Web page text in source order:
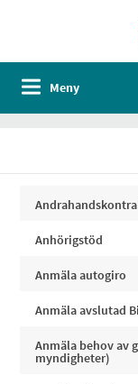
Meny
Anhörigstöd
Anmäla autogiro
Anmäla avslutad
Anmäla behov av
myndigheter)